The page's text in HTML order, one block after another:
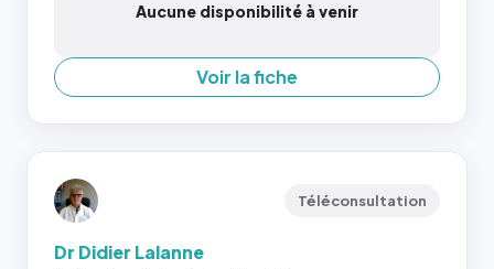
Aucune disponibilité à venir
Voir la fiche
Téléconsultation
Dr Didier Lalanne